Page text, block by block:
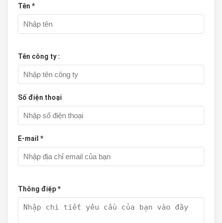
Tên *
Tên công ty :
Số điện thoại
E-mail *
Thông điệp *